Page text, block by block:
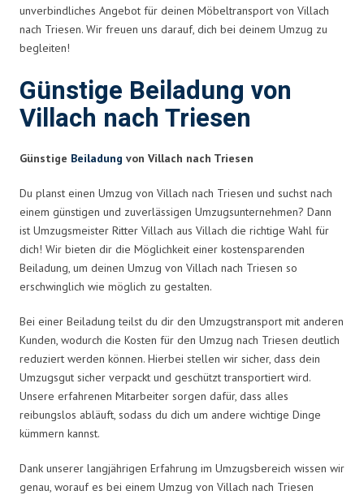
unverbindliches Angebot für deinen Möbeltransport von Villach
nach Triesen. Wir freuen uns darauf, dich bei deinem Umzug zu
begleiten!
Günstige Beiladung von
Villach nach Triesen
Günstige Beiladung von Villach nach Triesen
Du planst einen Umzug von Villach nach Triesen und suchst nach
einem günstigen und zuverlässigen Umzugsunternehmen? Dann
ist Umzugsmeister Ritter Villach aus Villach die richtige Wahl für
dich! Wir bieten dir die Möglichkeit einer kostensparenden
Beiladung, um deinen Umzug von Villach nach Triesen so
erschwinglich wie möglich zu gestalten.
Bei einer Beiladung teilst du dir den Umzugstransport mit anderen
Kunden, wodurch die Kosten für den Umzug nach Triesen deutlich
reduziert werden können. Hierbei stellen wir sicher, dass dein
Umzugsgut sicher verpackt und geschützt transportiert wird.
Unsere erfahrenen Mitarbeiter sorgen dafür, dass alles
reibungslos abläuft, sodass du dich um andere wichtige Dinge
kümmern kannst.
Dank unserer langjährigen Erfahrung im Umzugsbereich wissen wir
genau, worauf es bei einem Umzug von Villach nach Triesen